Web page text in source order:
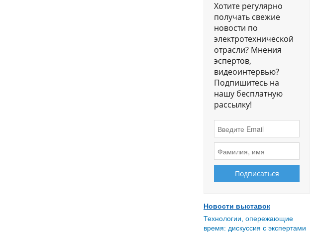
Хотите регулярно
получать свежие
новости по
электротехнической
отрасли? Мнения
эспертов,
видеоинтервью?
Подпишитесь на
нашу бесплатную
рассылку!
Новости выставок
Технологии, опережающие
время: дискуссия с экспертами